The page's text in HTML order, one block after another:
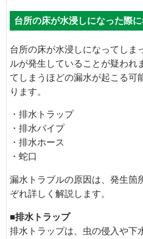
台所の床が水浸しになった際
台所の床が水浸しになってしま
ルが発生していることが疑われ
てしまうほどの漏水が起こる可
ります。
・排水トラップ
・排水パイプ
・排水ホース
・蛇口
漏水トラブルの原因は、発生箇
ぞれ詳しく解説します。
■排水トラップ
排水トラップは、虫の侵入や下